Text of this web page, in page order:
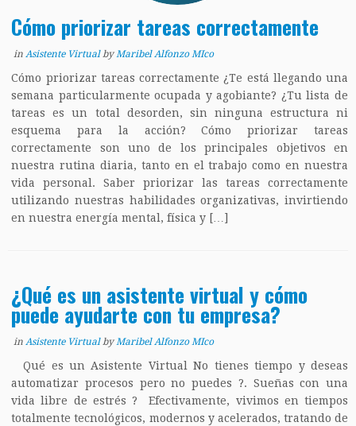
Cómo priorizar tareas correctamente
inAsistente VirtualbyMaribel Alfonzo MIco
Cómo priorizar tareas correctamente ¿Te está llegando una
semana particularmente ocupada y agobiante? ¿Tu lista de
tareas es un total desorden, sin ninguna estructura ni
esquema para la acción? Cómo priorizar tareas
correctamente son uno de los principales objetivos en
nuestra rutina diaria, tanto en el trabajo como en nuestra
vida personal. Saber priorizar las tareas correctamente
utilizando nuestras habilidades organizativas, invirtiendo
en nuestra energía mental, física y […]
¿Qué es un asistente virtual y cómo
puede ayudarte con tu empresa?
inAsistente VirtualbyMaribel Alfonzo MIco
Qué es un Asistente Virtual No tienes tiempo y deseas
automatizar procesos pero no puedes ?. Sueñas con una
vida libre de estrés ? Efectivamente, vivimos en tiempos
totalmente tecnológicos, modernos y acelerados, tratando de